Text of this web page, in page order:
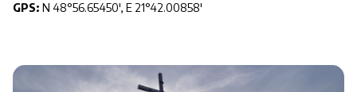
GPS: N 48°56.65450', E 21°42.00858'